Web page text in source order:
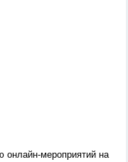
мероприятий на